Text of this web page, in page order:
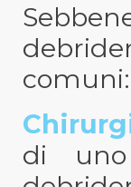
comuni:
di uno